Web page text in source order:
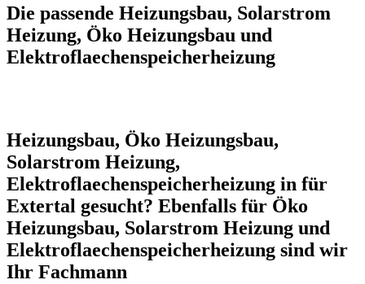
Die passende Heizungsbau, Solarstrom
Heizung, Öko Heizungsbau und
Elektroflaechenspeicherheizung
Heizungsbau, Öko Heizungsbau,
Solarstrom Heizung,
Elektroflaechenspeicherheizung in für
Extertal gesucht? Ebenfalls für Öko
Heizungsbau, Solarstrom Heizung und
Elektroflaechenspeicherheizung sind wir
Ihr Fachmann